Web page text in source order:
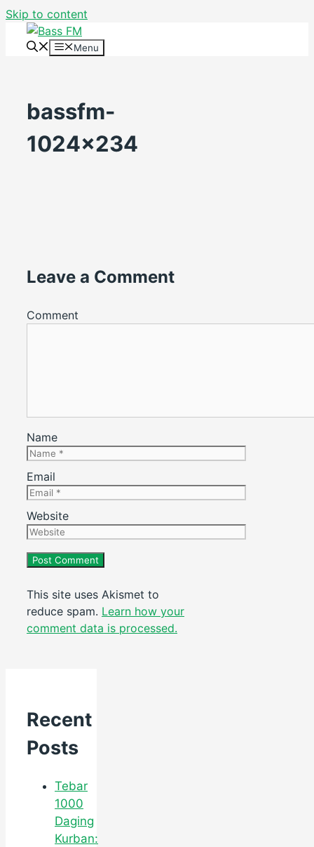
Skip to content
Menu
bassfm-
1024×234
Leave a Comment
Comment
Name
Email
Website
This site uses Akismet to
reduce spam. Learn how your
comment data is processed.
Recent
Posts
Tebar
1000
Daging
Kurban: